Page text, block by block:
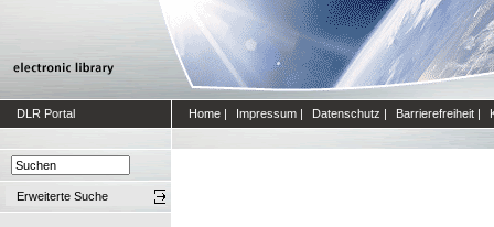
DLR Portal Home | Impressum | Datenschutz | Barrierefreiheit |
Erweiterte Suche